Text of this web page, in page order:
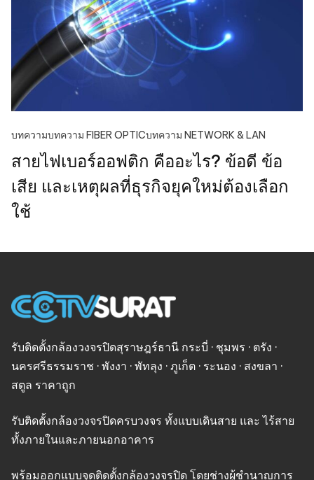
บทความบทความ FIBER OPTICบทความ NETWORK & LAN
สายไฟเบอร์ออฟติก คืออะไร? ข้อดี ข้อ
เสีย และเหตุผลที่ธุรกิจยุคใหม่ต้องเลือก
ใช้
รับติดตั้งกล้องวงจรปิดสุราษฎร์ธานี กระบี่ · ชุมพร · ตรัง ·
นครศรีธรรมราช · พังงา · พัทลุง · ภูเก็ต · ระนอง · สงขลา ·
สตูล ราคาถูก
รับติดตั้งกล้องวงจรปิดครบวงจร ทั้งแบบเดินสาย และ ไร้สาย
ทั้งภายในและภายนอกอาคาร
พร้อมออกแบบจุดติดตั้งกล้องวงจรปิด โดยช่างผู้ชำนาญการ